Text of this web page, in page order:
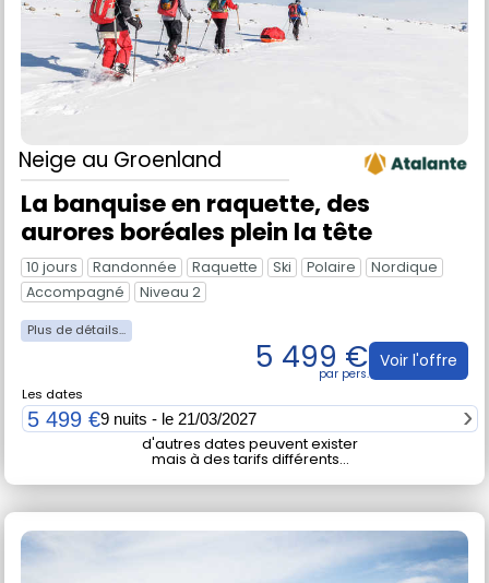
Neige au Groenland
La banquise en raquette, des
aurores boréales plein la tête
10 jours Randonnée Raquette Ski Polaire
Nordique
Accompagné
Niveau 2
5 499 € Voir l'offre
Les dates
5 499 €9 nuits - le 21/03/2027
d'autres dates peuvent exister
mais à des tarifs différents...